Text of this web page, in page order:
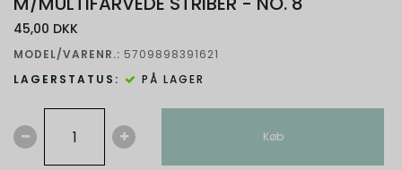
45,00 DKK
MODEL/VARENR.: 5709898391621
LAGERSTATUS:
PÅ LAGER
Køb